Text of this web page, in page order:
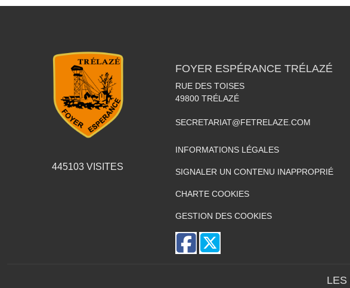
445103 VISITES
FOYER ESPÉRANCE TRÉLAZÉ
RUE DES TOISES
49800 TRÉLAZÉ
SECRETARIAT@FETRELAZE.COM
INFORMATIONS LÉGALES
SIGNALER UN CONTENU INAPPROPRIÉ
CHARTE COOKIES
GESTION DES COOKIES
LES